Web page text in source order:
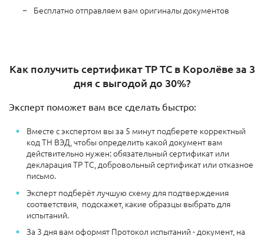
Бесплатно отправляем вам оригиналы документов
Как получить сертификат ТР ТС в Королёве за 3
дня с выгодой до 30%?
Эксперт поможет вам все сделать быстро:
Вместе с экспертом вы за 5 минут подберете корректный
код ТН ВЭД, чтобы определить какой документ вам
действительно нужен: обязательный сертификат или
декларация ТР ТС, добровольный сертификат или отказное
письмо.
Эксперт подберёт лучшую схему для подтверждения
соответствия, подскажет, какие образцы выбрать для
испытаний.
За 3 дня вам оформят Протокол испытаний - документ, на